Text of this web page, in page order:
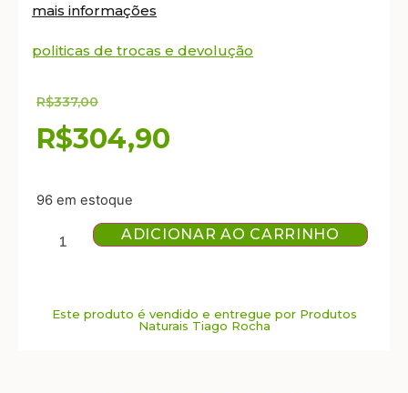
mais informações
politicas de trocas e devolução
R$337,00
R$304,90
96 em estoque
ADICIONAR AO CARRINHO
Este produto é vendido e entregue por Produtos
Naturais Tiago Rocha